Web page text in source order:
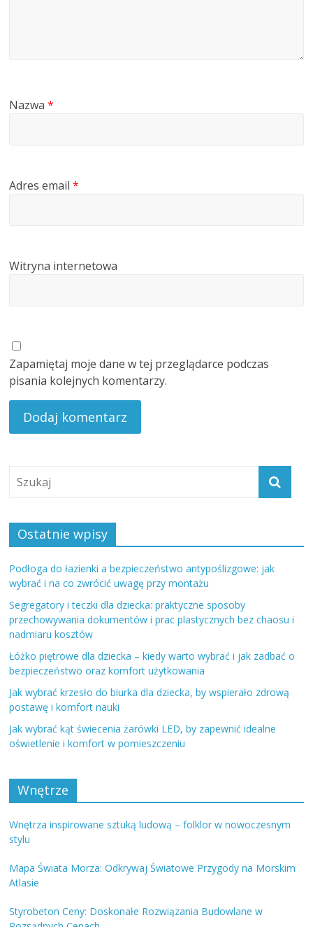
Nazwa*
Adres email*
Witryna internetowa
Zapamiętaj moje dane w tej przeglądarce podczas
pisania kolejnych komentarzy.
Ostatnie wpisy
Podłoga do łazienki a bezpieczeństwo antypoślizgowe: jak
wybrać i na co zwrócić uwagę przy montażu
Segregatory i teczki dla dziecka: praktyczne sposoby
przechowywania dokumentów i prac plastycznych bez chaosu i
nadmiaru kosztów
Łóżko piętrowe dla dziecka – kiedy warto wybrać i jak zadbać o
bezpieczeństwo oraz komfort użytkowania
Jak wybrać krzesło do biurka dla dziecka, by wspierało zdrową
postawę i komfort nauki
Jak wybrać kąt świecenia żarówki LED, by zapewnić idealne
oświetlenie i komfort w pomieszczeniu
Wnętrze
Wnętrza inspirowane sztuką ludową – folklor w nowoczesnym
stylu
Mapa Świata Morza: Odkrywaj Światowe Przygody na Morskim
Atlasie
Styrobeton Ceny: Doskonałe Rozwiązania Budowlane w